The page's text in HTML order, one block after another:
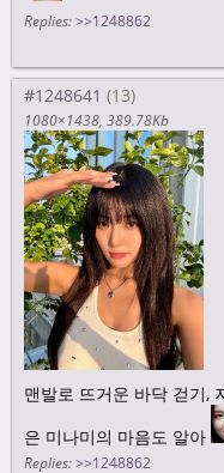
Replies: >>1248862
#1248641
1080×1438 389.78Kb
맨발로 뜨거운 바닥 걷기,
은 미나미의 마음도 알아
Replies: >>1248862